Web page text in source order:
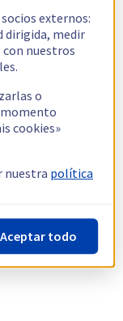
externos:
dirigida, medir
nuestros
o
momento
cookies»
nuestra política
Aceptar todo